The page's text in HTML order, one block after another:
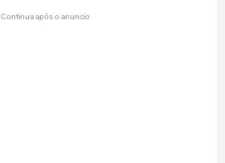
Continua após o anuncio